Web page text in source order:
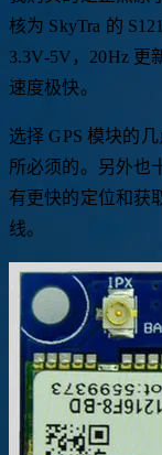
我购买的是正点原
核为 SkyTra 的
3.3V-5V，20Hz 更
选择 GPS 模块的
所必须的。另外也
有更快的定位和获